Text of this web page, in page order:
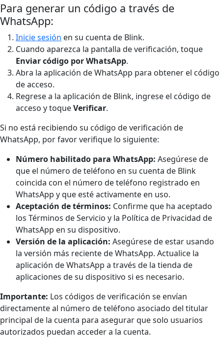
Para generar un código a través de
WhatsApp:
Inicie sesión en su cuenta de Blink.
Cuando aparezca la pantalla de verificación, toque
Enviar código por WhatsApp.
Abra la aplicación de WhatsApp para obtener el código
de acceso.
Regrese a la aplicación de Blink, ingrese el código de
acceso y toqueVerificar.
Si no está recibiendo su código de verificación de
WhatsApp, por favor verifique lo siguiente:
Número habilitado para WhatsApp: Asegúrese de
que el número de teléfono en su cuenta de Blink
coincida con el número de teléfono registrado en
WhatsApp y que esté activamente en uso.
Aceptación de términos: Confirme que ha aceptado
los Términos de Servicio y la Política de Privacidad de
WhatsApp en su dispositivo.
Versión de la aplicación: Asegúrese de estar usando
la versión más reciente de WhatsApp. Actualice la
aplicación de WhatsApp a través de la tienda de
aplicaciones de su dispositivo si es necesario.
Importante: Los códigos de verificación se envían
directamente al número de teléfono asociado del titular
principal de la cuenta para asegurar que solo usuarios
autorizados puedan acceder a la cuenta.